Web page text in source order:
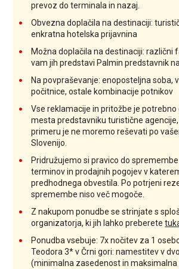
prevoz do terminala in nazaj.
Obvezna doplačila na destinaciji:
enkratna hotelska prijavnina
Možna doplačila na destinaciji: različni
vam jih predstavi Palmin predstavnik
Na povpraševanje: enoposteljna soba,
počitnice, ostale kombinacije potnikov
Vse reklamacije in pritožbe je potrebno
mesta predstavniku turistične
primeru je ne moremo reševati po
Slovenijo.
Pridružujemo si pravico do
terminov in prodajnih pogojev v
predhodnega obvestila. Po potrjeni
spremembe niso več mogoče.
Z nakupom ponudbe se strinjate s
organizatorja, ki jih lahko preberete
Ponudba vsebuje: 7x nočitev za 1
Teodora 3* v Črni gori: namestitev v
(minimalna zasedenost in